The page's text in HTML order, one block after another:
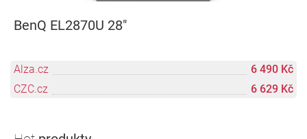
BenQ EL2870U 28"
Alza.cz
6 490 Kč
CZC.cz
6 629 Kč